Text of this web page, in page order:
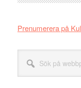
Prenumerera på
webbplatsen